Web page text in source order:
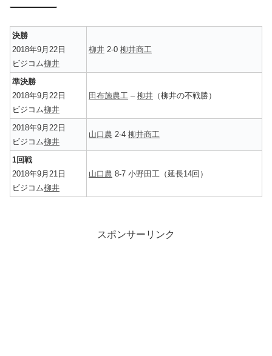
決勝
2018年9月22日
ビジコム柳井
柳井 2-0 柳井商工
準決勝
2018年9月22日
ビジコム柳井
田布施農工 – 柳井 （柳井の不戦勝）
2018年9月22日
ビジコム柳井
山口農 2-4 柳井商工
1回戦
2018年9月21日
ビジコム柳井
山口農 8-7 小野田工（延長14回）
スポンサーリンク